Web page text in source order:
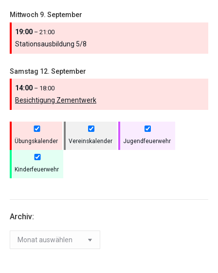
Mittwoch 9. September
19:00 – 21:00
Stationsausbildung 5/8
Samstag 12. September
14:00 – 18:00
Besichtigung Zementwerk
Übungskalender Vereinskalender Jugendfeuerwehr
Kinderfeuerwehr
Archiv:
Archiv: